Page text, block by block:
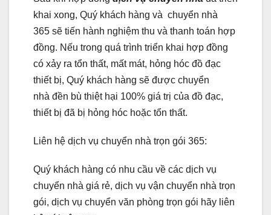
khai xong, Quý khách hàng và chuyển nhà
365 sẽ tiến hành nghiệm thu và thanh toán hợp
đồng. Nếu trong quá trình triển khai hợp đồng
có xảy ra tổn thất, mất mát, hỏng hóc đồ đạc
thiết bị, Quý khách hàng sẽ được chuyển
nhà đền bù thiệt hại 100% giá trị của đồ đạc,
thiết bị đã bị hỏng hóc hoặc tổn thất.
Liên hệ dịch vụ chuyển nhà trọn gói 365:
Quý khách hàng có nhu cầu về các dịch vụ
chuyển nhà giá rẻ, dịch vụ vận chuyển nhà trọn
gói, dịch vụ chuyển văn phòng trọn gói hãy liên